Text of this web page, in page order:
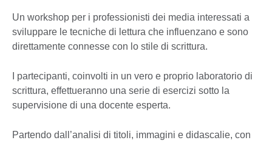
Un workshop per i professionisti dei media interessati a
sviluppare le tecniche di lettura che influenzano e sono
direttamente connesse con lo stile di scrittura.
I partecipanti, coinvolti in un vero e proprio laboratorio di
scrittura, effettueranno una serie di esercizi sotto la
supervisione di una docente esperta.
Partendo dall’analisi di titoli, immagini e didascalie, con